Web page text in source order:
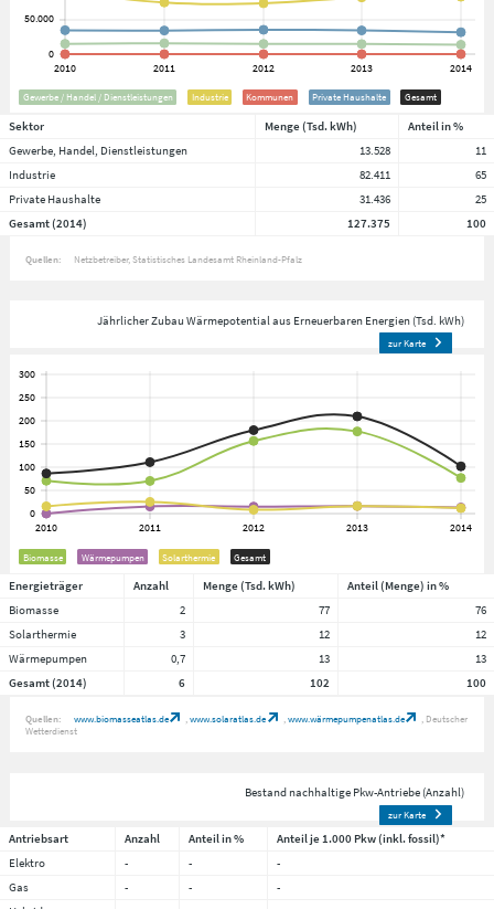
Gewerbe / Handel / Dienstleistungen Industrie Kommunen Private Haushalte Gesamt
Sektor Menge (Tsd. kWh)
Anteil in %
Gewerbe, Handel, Dienstleistungen
13.528
11
Industrie
82.411
65
Private Haushalte
31.436
25
Gesamt (2014)
127.375 100
Quellen: Netzbetreiber Statistisches Landesamt Rheinland-Pfalz
Jährlicher Zubau Wärmepotential aus Erneuerbaren Energien (Tsd. kWh)
zur Karte
Biomasse Wärmepumpen Solarthermie Gesamt
Energieträger Anzahl Menge (Tsd. kWh)
Anteil (Menge) in %
Biomasse
2 77
76
Solarthermie
3 12
12
Wärmepumpen
0,7 13
13
Gesamt (2014)
6 102 100
Quellen: www.biomasseatlas.de www.solaratlas.de www.wärmepumpenatlas.de
Deutscher
Wetterdienst
Bestand nachhaltige Pkw-Antriebe (Anzahl)
zur Karte
Antriebsart Anzahl Anteil in %
Anteil je 1.000 Pkw (inkl. fossil)*
Elektro
- -
-
Gas
- -
-